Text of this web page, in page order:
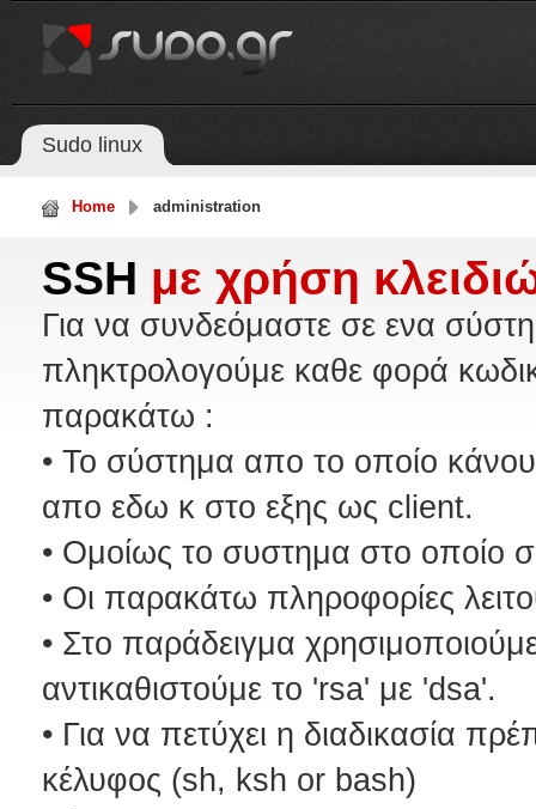
Sudo linux
Home administration
SSH με χρήση
Για να συνδεόμαστε σε ενα
πληκτρολογούμε καθε φορά
παρακάτω :
• Το σύστημα απο το οποίο
απο εδω κ στο εξης ως client.
• Ομοίως το συστημα στο οποίο
• Οι παρακάτω πληροφορίες
• Στο παράδειγμα
αντικαθιστούμε το 'rsa' με 'dsa'.
• Για να πετύχει η διαδικασία
κέλυφος (sh, ksh or bash)